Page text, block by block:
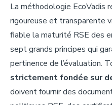
La méthodologie EcoVadis
rigoureuse et transparente
fiable la maturité RSE des
sept grands principes qui
pertinence de l’évaluation.
strictement fondée sur
doivent fournir des